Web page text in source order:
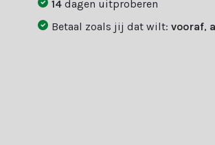
14dagen uitproberen
Betaal zoals jij dat wilt:vooraf,